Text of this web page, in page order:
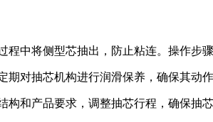
程中将侧型芯抽出，防止粘连。操作步骤
期对抽芯机构进行润滑保养，确保其动作
构和产品要求，调整抽芯行程，确保抽芯